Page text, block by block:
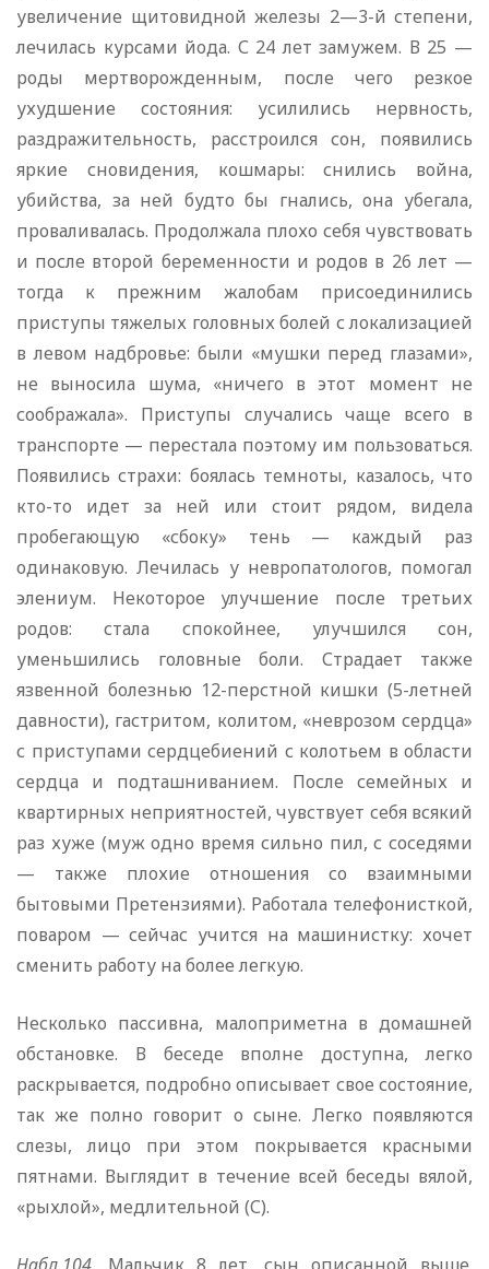
увеличение щитовидной железы 2—3-й степени,
лечилась курсами йода. С 24 лет замужем. В 25 —
роды мертворожденным, после чего резкое
ухудшение состояния: усилились нервность,
раздражительность, расстроился сон, появились
яркие сновидения, кошмары: снились война,
убийства, за ней будто бы гнались, она убегала,
проваливалась. Продолжала плохо себя чувствовать
и после второй беременности и родов в 26 лет —
тогда к прежним жалобам присоединились
приступы тяжелых головных болей с локализацией
в левом надбровье: были «мушки перед глазами»,
не выносила шума, «ничего в этот момент не
соображала». Приступы случались чаще всего в
транспорте — перестала поэтому им пользоваться.
Появились страхи: боялась темноты, казалось, что
кто-то идет за ней или стоит рядом, видела
пробегающую «сбоку» тень — каждый раз
одинаковую. Лечилась у невропатологов, помогал
элениум. Некоторое улучшение после третьих
родов: стала спокойнее, улучшился сон,
уменьшились головные боли. Страдает также
язвенной болезнью 12-перстной кишки (5-летней
давности), гастритом, колитом, «неврозом сердца»
с приступами сердцебиений с колотьем в области
сердца и подташниванием. После семейных и
квартирных неприятностей, чувствует себя всякий
раз хуже (муж одно время сильно пил, с соседями
— также плохие отношения со взаимными
бытовыми Претензиями). Работала телефонисткой,
поваром — сейчас учится на машинистку: хочет
сменить работу на более легкую.
Несколько пассивна, малоприметна в домашней
обстановке. В беседе вполне доступна, легко
раскрывается, подробно описывает свое состояние,
так же полно говорит о сыне. Легко появляются
слезы, лицо при этом покрывается красными
пятнами. Выглядит в течение всей беседы вялой,
«рыхлой», медлительной (С).